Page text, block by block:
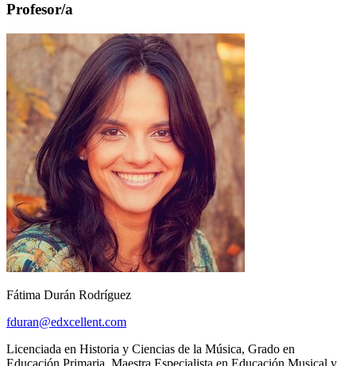
Profesor/a
Fátima Durán Rodríguez
fduran@edxcellent.com
Licenciada en Historia y Ciencias de la Música, Grado en
Educación Primaria, Maestra Especialista en Educación Musical y